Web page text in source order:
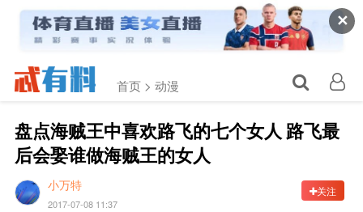
✕
首页 > 动漫
盘点海贼王中喜欢路飞的七个女人 路飞最
后会娶谁做海贼王的女人
小万特
2017-07-08 11:37
关注